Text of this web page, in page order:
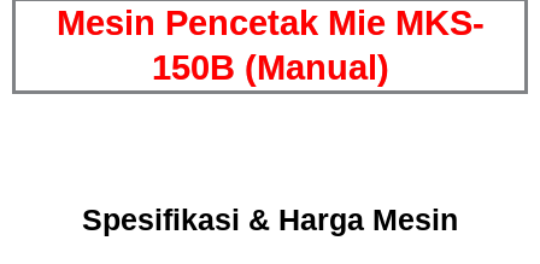
Mesin Pencetak Mie MKS-
150B (Manual)
Spesifikasi & Harga Mesin